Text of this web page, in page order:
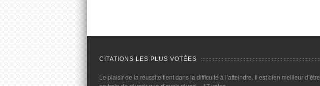
CITATIONS LES PLUS VOTÉES
Le plaisir de la réussite tient dans la difficulté à l’atteindre. Il est bien meilleur d’être